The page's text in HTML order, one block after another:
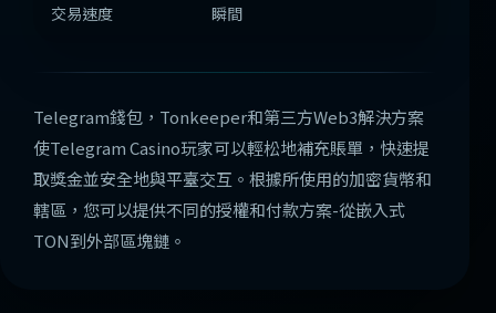
交易速度 瞬間
Telegram錢包，Tonkeeper和第三方Web3解決方案
使Telegram Casino玩家可以輕松地補充賬單，快速提
取獎金並安全地與平臺交互。根據所使用的加密貨幣和
轄區，您可以提供不同的授權和付款方案-從嵌入式
TON到外部區塊鏈。